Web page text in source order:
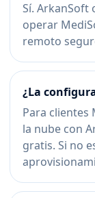
Sí. ArkanSoft
operar
remoto
¿La
Para clientes
la nube con
gratis. Si no